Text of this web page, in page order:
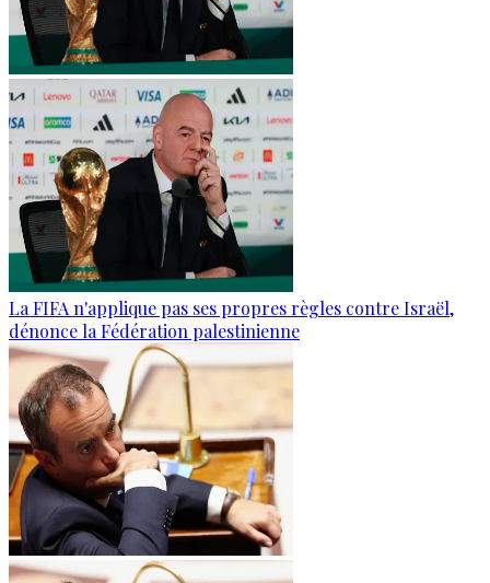
La FIFA n'applique pas ses propres règles contre Israël,
dénonce la Fédération palestinienne